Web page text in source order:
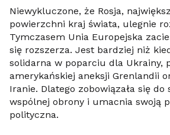
Niewykluczone, że Rosja,
powierzchni kraj świata, ulegnie
Tymczasem Unia Europejska
się rozszerza. Jest bardziej niż
solidarna w poparciu dla Ukrainy,
amerykańskiej aneksji Grenlandii
Iranie. Dlatego zobowiązała się do
wspólnej obrony i umacnia swoją
polityczna.